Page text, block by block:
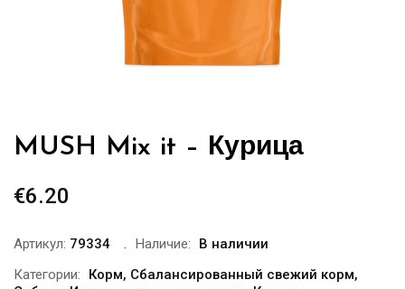
MUSH Mix it – Курица
€6.20
Артикул: 79334 Наличие:
В наличии
Категории:
Корм, Сбалансированный свежий корм,